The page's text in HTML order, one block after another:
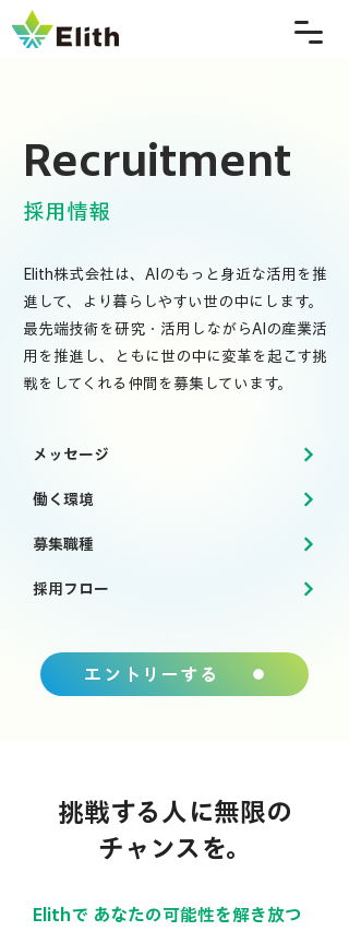
Recruitment
採用情報
Elith株式会社は、AIのもっと身近な活用を推
進して、より暮らしやすい世の中にします。​
最先端技術を研究・活用しながらAIの産業活
用を推進し、ともに世の中に変革を起こす挑
戦をしてくれる仲間を募集しています。
メッセージ
働く環境
募集職種
採用フロー
エントリーする
挑戦する人に無限の
チャンスを。
Elithで あなたの可能性を解き放つ